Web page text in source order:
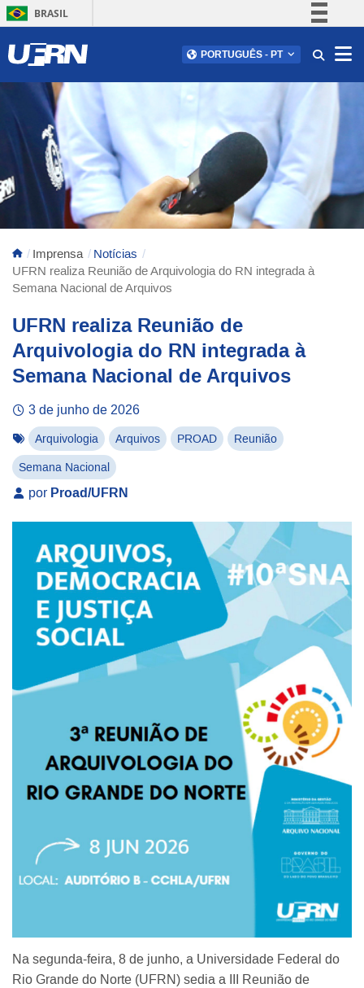
BRASIL
Comunica BR
Acesso à informação
Legislação
Canais
PORTUGUÊS - PT
Imprensa
Notícias
UFRN realiza Reunião de Arquivologia do RN integrada à
Semana Nacional de Arquivos
UFRN realiza Reunião de
Arquivologia do RN integrada à
Semana Nacional de Arquivos
3 de junho de 2026
Arquivologia Arquivos PROAD Reunião
Semana Nacional
por Proad/UFRN
Na segunda-feira, 8 de junho, a Universidade Federal do
Rio Grande do Norte (UFRN) sedia a III Reunião de